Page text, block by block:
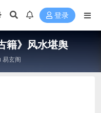
登录
籍》风水堪舆
易玄阁